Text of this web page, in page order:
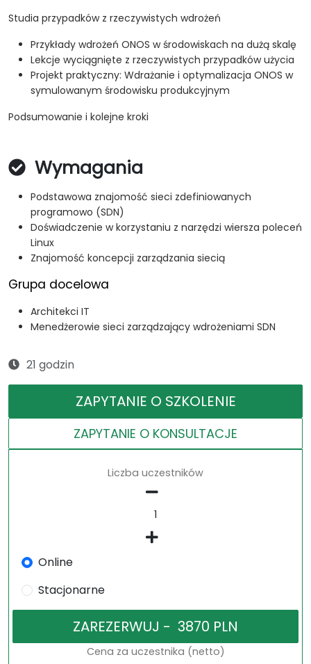
Studia przypadków z rzeczywistych wdrożeń
Przykłady wdrożeń ONOS w środowiskach na dużą skalę
Lekcje wyciągnięte z rzeczywistych przypadków użycia
Projekt praktyczny: Wdrażanie i optymalizacja ONOS w
symulowanym środowisku produkcyjnym
Podsumowanie i kolejne kroki
Wymagania
Podstawowa znajomość sieci zdefiniowanych
programowo (SDN)
Doświadczenie w korzystaniu z narzędzi wiersza poleceń
Linux
Znajomość koncepcji zarządzania siecią
Grupa docelowa
Architekci IT
Menedżerowie sieci zarządzający wdrożeniami SDN
21 godzin
ZAPYTANIE O SZKOLENIE
ZAPYTANIE O KONSULTACJE
Liczba uczestników
Online
Stacjonarne
Cena za uczestnika (netto)